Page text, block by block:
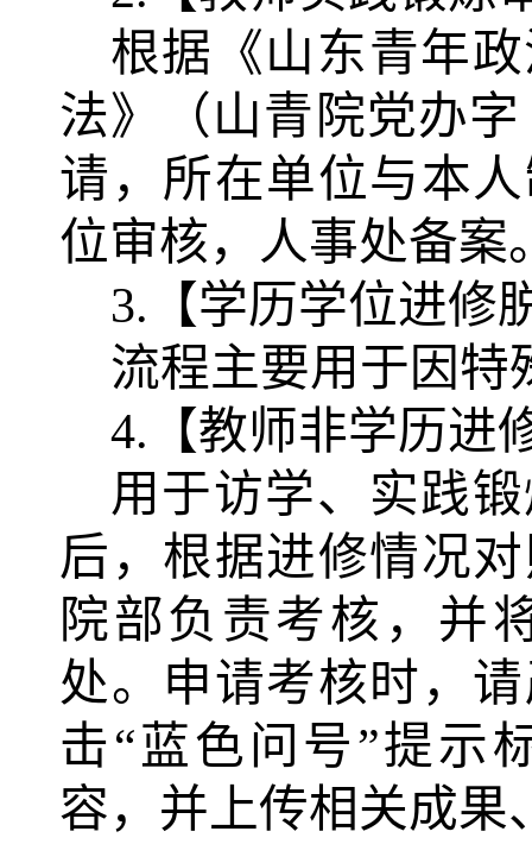
根据 《山东青年
法》
（山青院党办字
请，所在单位与本
位审核，人事处备案
3.【学历学位进修
流程主要用于因特
4.【教师非学历进
用于访学、实践
后，根据进修情况
院部负责考核，并
处。申请考核时，
击“蓝色问号”提示
容，并上传相关成果